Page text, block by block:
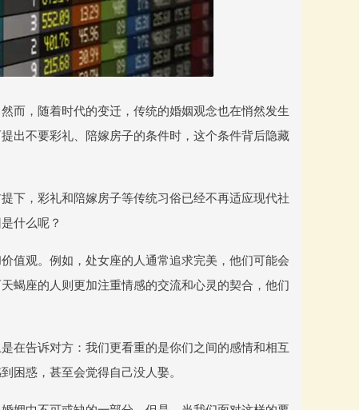
而，随着时代的变迁，传统的婚姻观念也在悄然发生
出不要彩礼、陪嫁房子的条件时，这个条件背后隐藏
下，彩礼和陪嫁房子等传统习俗已经不再适应现代社
什么呢？
值观。例如，处女座的人通常追求完美，他们可能会
蝎座的人则更加注重情感的交流和心灵的契合，他们
在告诉对方：我们更看重的是你们之间的感情和相互
困惑，甚至会觉得自己没人娶。